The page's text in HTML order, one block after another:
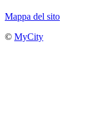
Mappa del sito
© MyCity